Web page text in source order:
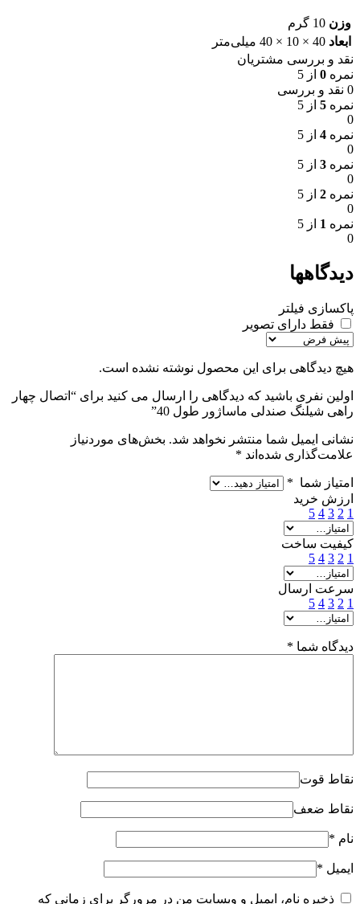
وزن 10 گرم
ابعاد 40 × 10 × 40 میلی‌متر
نقد و بررسی مشتریان
نمره 0 از 5
0 نقد و بررسی
نمره 5 از 5
0
نمره 4 از 5
0
نمره 3 از 5
0
نمره 2 از 5
0
نمره 1 از 5
0
دیدگاهها
پاکسازی فیلتر
فقط دارای تصویر
هیچ دیدگاهی برای این محصول نوشته نشده است.
اولین نفری باشید که دیدگاهی را ارسال می کنید برای “اتصال چهار
راهی شیلنگ صندلی ماساژور طول 40”
نشانی ایمیل شما منتشر نخواهد شد. بخش‌های موردنیاز
علامت‌گذاری شده‌اند *
امتیاز شما *
ارزش خرید
1
2
3
4
5
کیفیت ساخت
1
2
3
4
5
سرعت ارسال
1
2
3
4
5
دیدگاه شما *
نقاط قوت
نقاط ضعف
نام *
ایمیل *
ذخیره نام، ایمیل و وبسایت من در مرورگر برای زمانی که